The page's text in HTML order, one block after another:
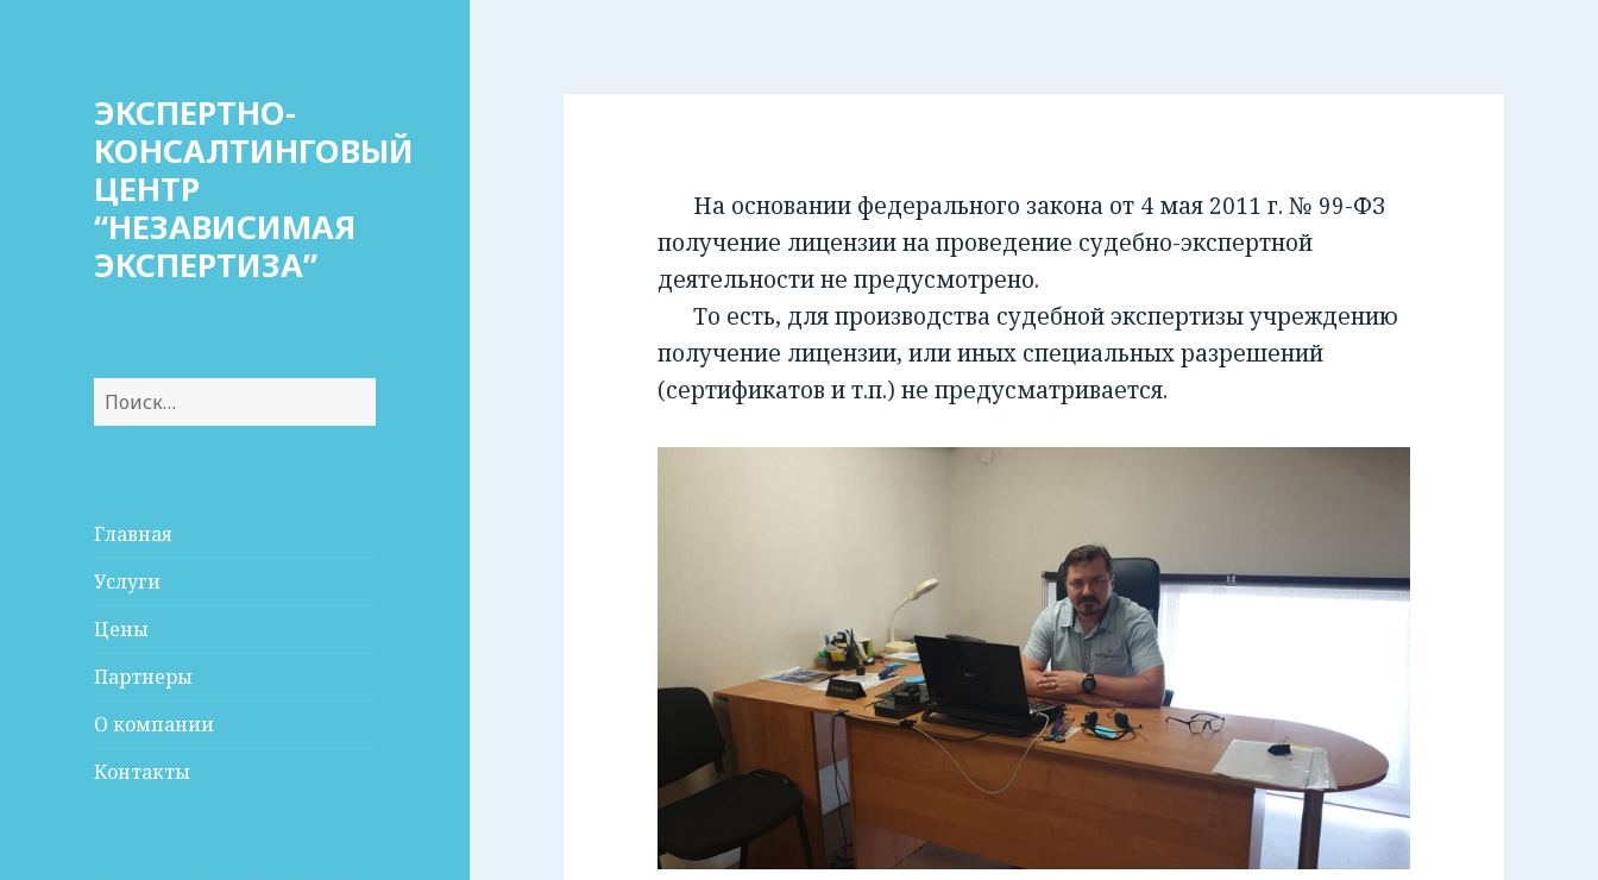
ЭКСПЕРТНО-
КОНСАЛТИНГОВЫЙ
ЦЕНТР
“НЕЗАВИСИМАЯ
ЭКСПЕРТИЗА”
Найти:
Главная
Услуги
Цены
Партнеры
О компании
Контакты
На основании федерального закона от 4 мая 2011 г. № 99-ФЗ
получение лицензии на проведение судебно-экспертной
деятельности не предусмотрено.
То есть, для производства судебной экспертизы учреждению
получение лицензии, или иных специальных разрешений
(сертификатов и т.п.) не предусматривается.